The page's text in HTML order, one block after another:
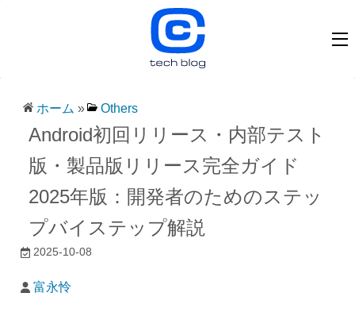
ホーム » Others
Android初回リリース・内部テスト
版・製品版リリース完全ガイド
2025年版：開発者のためのステッ
プバイステップ解説
2025-10-08
富永怜